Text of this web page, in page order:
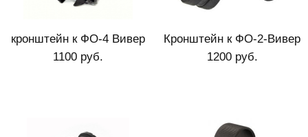
кронштейн к ФО-4 Вивер
1100 руб.
Кронштейн к ФО-2-Вивер
1200 руб.